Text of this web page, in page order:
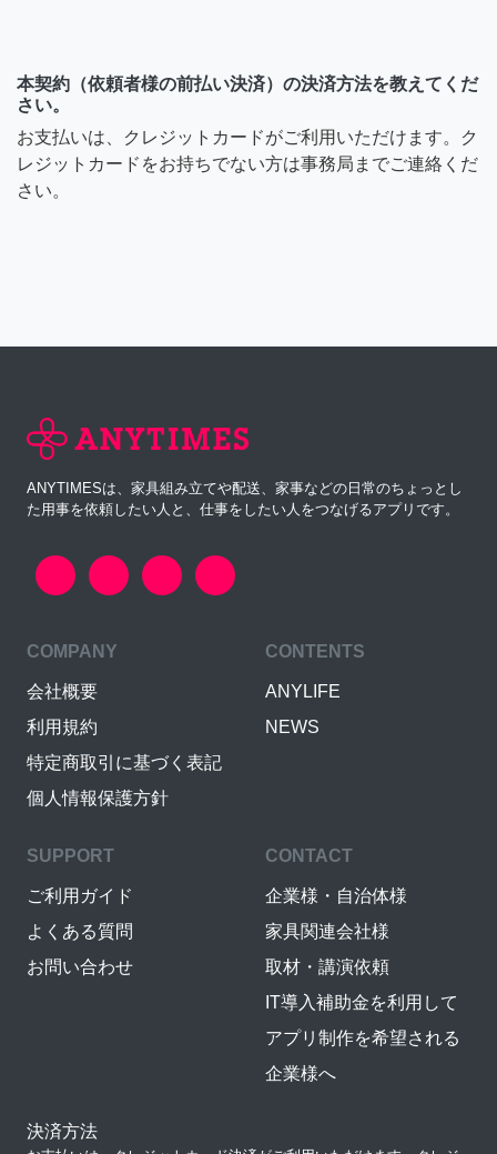
本契約（依頼者様の前払い決済）の決済方法を教えてくだ
さい。
お支払いは、クレジットカードがご利用いただけます。ク
レジットカードをお持ちでない方は事務局までご連絡くだ
さい。
ANYTIMESは、家具組み立てや配送、家事などの日常のちょっとし
た用事を依頼したい人と、仕事をしたい人をつなげるアプリです。
COMPANY
会社概要
利用規約
特定商取引に基づく表記
個人情報保護方針
CONTENTS
ANYLIFE
NEWS
SUPPORT
ご利用ガイド
よくある質問
お問い合わせ
CONTACT
企業様・自治体様
家具関連会社様
取材・講演依頼
IT導入補助金を利用して
アプリ制作を希望される
企業様へ
決済方法